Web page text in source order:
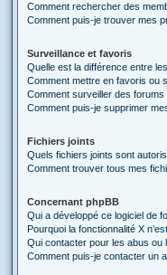
Comment rechercher des
Comment puis-je trouver mes
Surveillance et favoris
Quelle est la différence entre
Comment mettre en favoris ou
Comment surveiller des forums
Comment puis-je supprimer
Fichiers joints
Quels fichiers joints sont
Comment trouver tous mes
Concernant phpBB
Qui a développé ce logiciel de
Pourquoi la fonctionnalité X
Qui contacter pour les abus ou
Comment puis-je contacter un